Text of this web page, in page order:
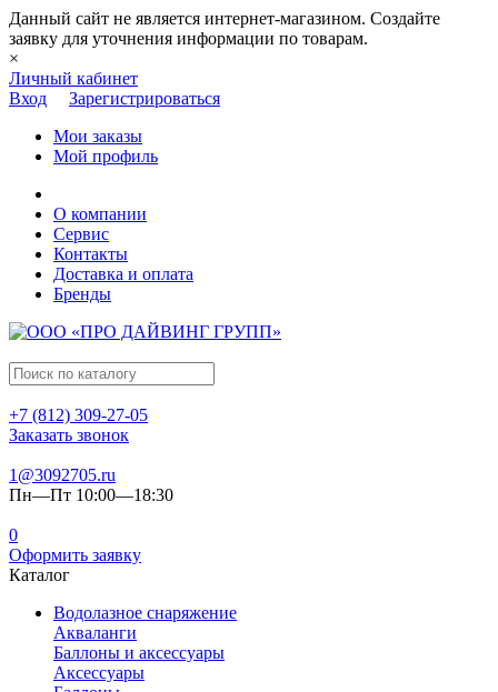
Данный сайт не является интернет-магазином. Создайте
заявку для уточнения информации по товарам.
×
Личный кабинет
Вход
Зарегистрироваться
Мои заказы
Мой профиль
О компании
Сервис
Контакты
Доставка и оплата
Бренды
+7 (812) 309-27-05
Заказать звонок
1@3092705.ru
Пн—Пт 10:00—18:30
0
Оформить заявку
Каталог
Водолазное снаряжение
Акваланги
Баллоны и аксессуары
Аксессуары